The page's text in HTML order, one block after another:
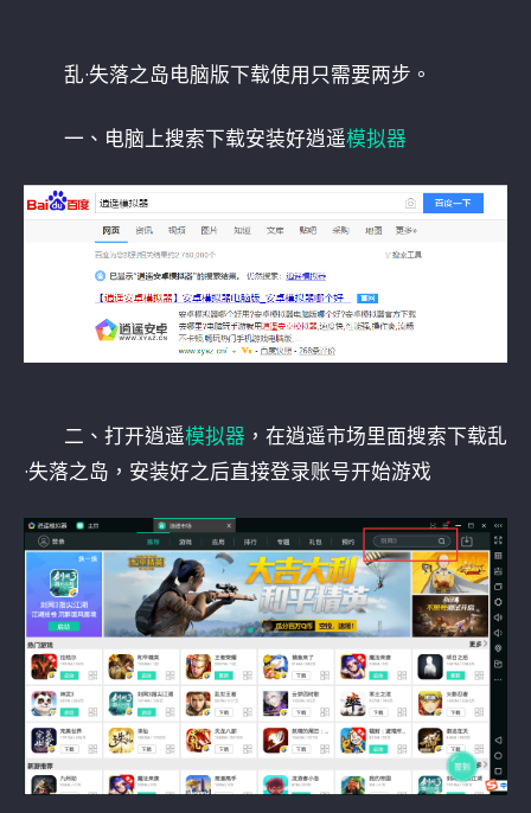
乱·失落之岛电脑版下载使用只需要两步。
一、电脑上搜索下载安装好逍遥模拟器
二、打开逍遥模拟器 ，在逍遥市场里面搜索下载乱
·失落之岛，安装好之后直接登录账号开始游戏